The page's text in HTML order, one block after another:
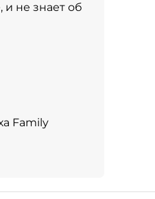
и не знает об
Family